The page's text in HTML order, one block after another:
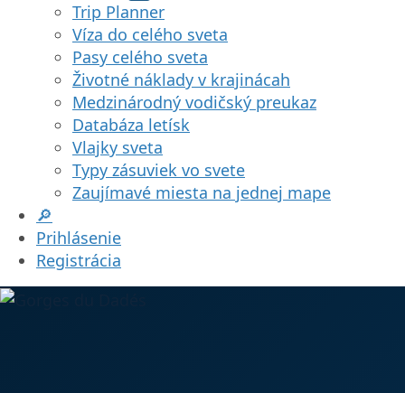
Trip Planner
Víza do celého sveta
Pasy celého sveta
Životné náklady v krajinácah
Medzinárodný vodičský preukaz
Databáza letísk
Vlajky sveta
Typy zásuviek vo svete
Zaujímavé miesta na jednej mape
🔎
Prihlásenie
Registrácia